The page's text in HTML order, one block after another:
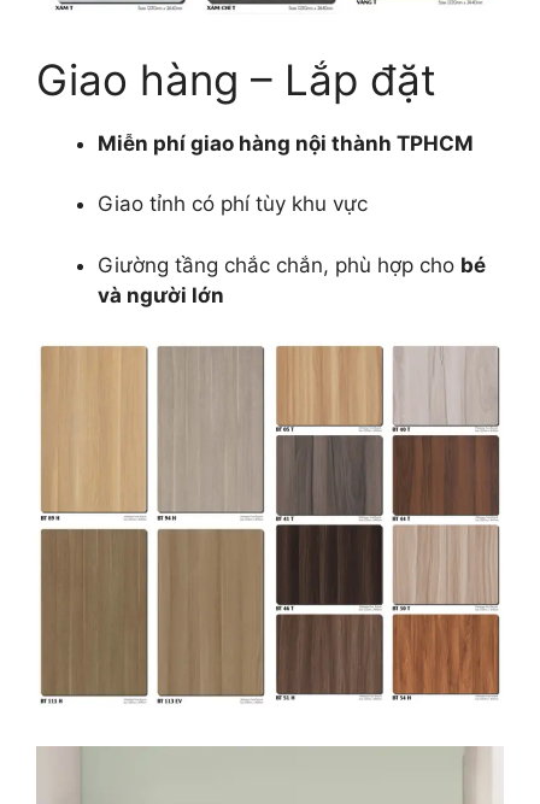
Giao hàng – Lắp đặt
Miễn phí giao hàng nội thành TPHCM
Giao tỉnh có phí tùy khu vực
Giường tầng chắc chắn, phù hợp cho bé
và người lớn